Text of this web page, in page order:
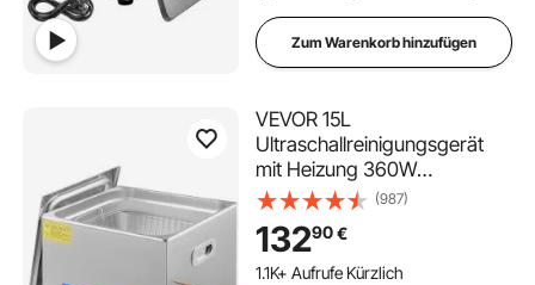
Zum Warenkorb hinzufügen
VEVOR 15L
Ultraschallreinigungsgerät
mit Heizung 360W
Ultraschallreiniger aus
Edelstahl Ultraschallbad
Ultraschall Reinigungsgerät
für Brillen Schmuck
(987)
13290€
1.1K+ Aufrufe Kürzlich